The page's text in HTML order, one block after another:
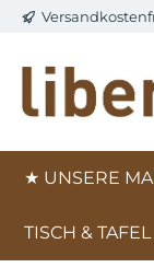
Hauptinhalt
Zur Suche
Zur
★ UNSERE
TISCH & TAFEL